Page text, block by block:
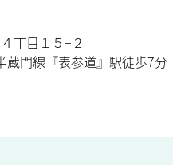
丁目１５−２
蔵門線『表参道』駅徒歩7分